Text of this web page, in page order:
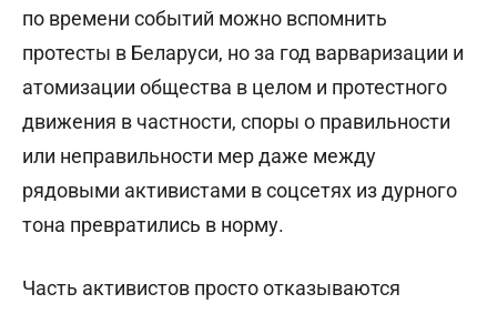
по времени событий можно вспомнить
протесты в Беларуси, но за год варваризации и
атомизации общества в целом и протестного
движения в частности, споры о правильности
или неправильности мер даже между
рядовыми активистами в соцсетях из дурного
тона превратились в норму.
Часть активистов просто отказываются